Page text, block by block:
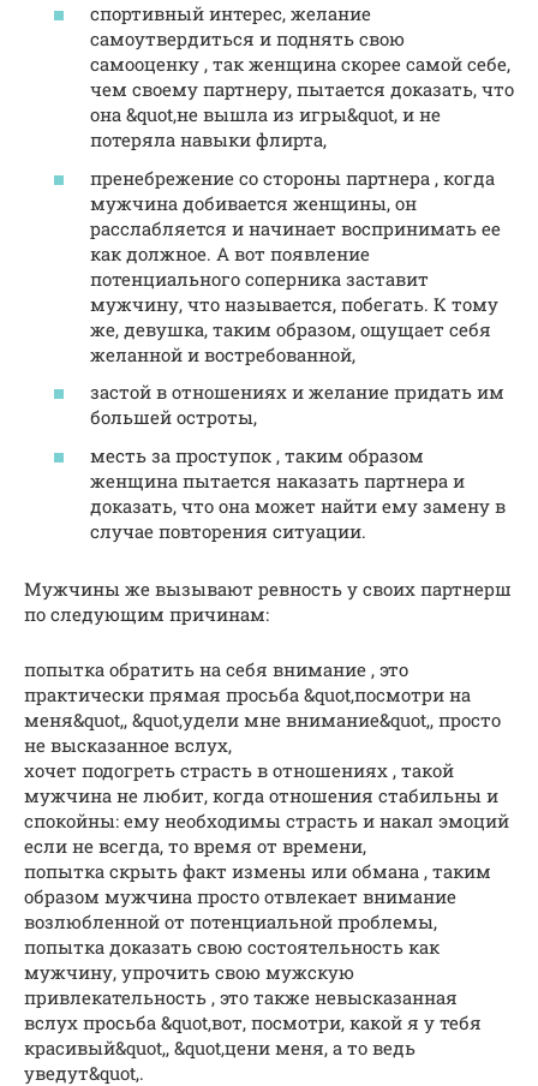
спортивный интерес, желание
самоутвердиться и поднять свою
самооценку , так женщина скорее самой себе,
чем своему партнеру, пытается доказать, что
она &quot,не вышла из игры&quot, и не
потеряла навыки флирта,
пренебрежение со стороны партнера , когда
мужчина добивается женщины, он
расслабляется и начинает воспринимать ее
как должное. А вот появление
потенциального соперника заставит
мужчину, что называется, побегать. К тому
же, девушка, таким образом, ощущает себя
желанной и востребованной,
застой в отношениях и желание придать им
большей остроты,
месть за проступок , таким образом
женщина пытается наказать партнера и
доказать, что она может найти ему замену в
случае повторения ситуации.
Мужчины же вызывают ревность у своих партнерш
по следующим причинам:
попытка обратить на себя внимание , это
практически прямая просьба &quot,посмотри на
меня&quot,, &quot,удели мне внимание&quot,, просто
не высказанное вслух,
хочет подогреть страсть в отношениях , такой
мужчина не любит, когда отношения стабильны и
спокойны: ему необходимы страсть и накал эмоций
если не всегда, то время от времени,
попытка скрыть факт измены или обмана , таким
образом мужчина просто отвлекает внимание
возлюбленной от потенциальной проблемы,
попытка доказать свою состоятельность как
мужчину, упрочить свою мужскую
привлекательность , это также невысказанная
вслух просьба &quot,вот, посмотри, какой я у тебя
красивый&quot,, &quot,цени меня, а то ведь
уведут&quot,.